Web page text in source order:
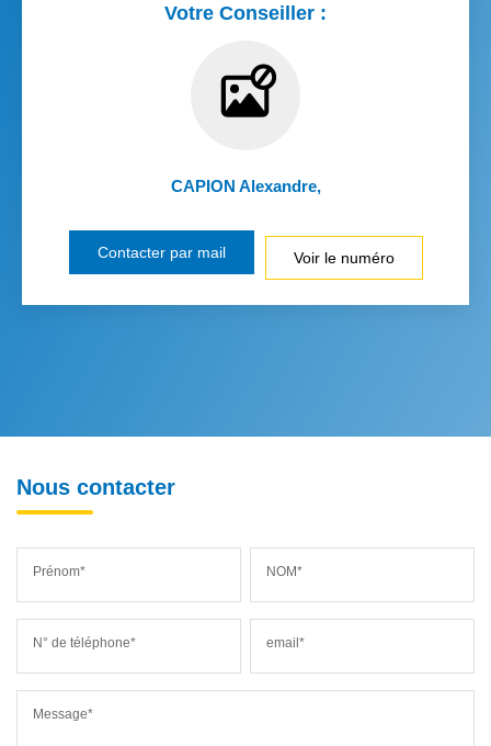
Votre Conseiller :
CAPION Alexandre,
Contacter par mail Voir le numéro
Nous contacter
Prénom* NOM*
N° de téléphone* email*
Message*